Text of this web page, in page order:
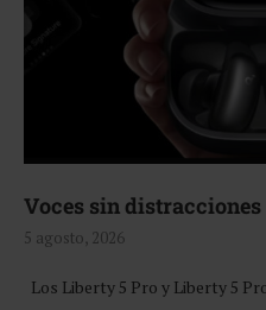
Voces sin distracciones
5 agosto, 2026
Los Liberty 5 Pro y Liberty 5